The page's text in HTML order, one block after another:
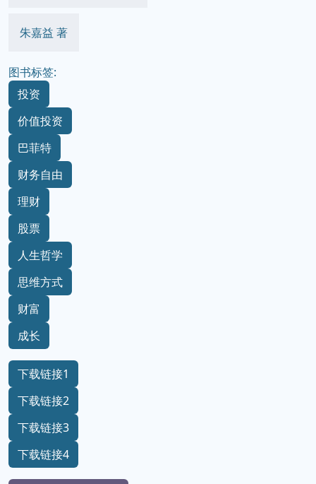
朱嘉益 著
图书标签:
投资
价值投资
巴菲特
财务自由
理财
股票
人生哲学
思维方式
财富
成长
下载链接1
下载链接2
下载链接3
下载链接4